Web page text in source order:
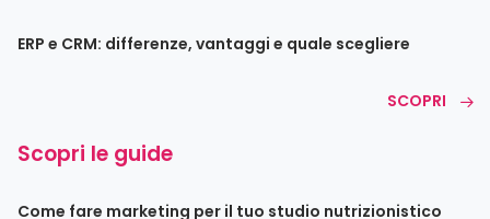
ERP e CRM: differenze, vantaggi e quale scegliere
SCOPRI
Scopri le guide
Come fare marketing per il tuo studio nutrizionistico